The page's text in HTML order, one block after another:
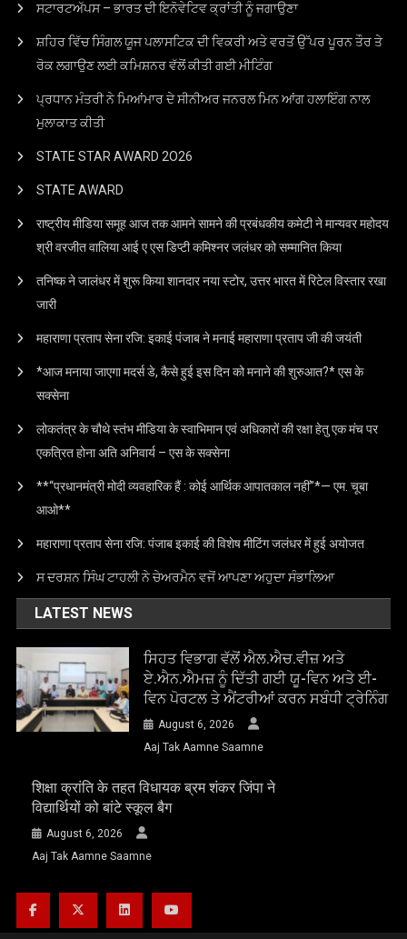
ਸਟਾਰਟਅੱਪਸ – ਭਾਰਤ ਦੀ ਇਨੋਵੇਟਿਵ ਕ੍ਰਾਂਤੀ ਨੂੰ ਜਗਾਉਣਾ
ਸ਼ਹਿਰ ਵਿੱਚ ਸਿੰਗਲ ਯੂਜ ਪਲਾਸਟਿਕ ਦੀ ਵਿਕਰੀ ਅਤੇ ਵਰਤੋਂ ਉੱਪਰ ਪੂਰਨ ਤੌਰ ਤੇ
ਰੋਕ ਲਗਾਉਣ ਲਈ ਕਮਿਸ਼ਨਰ ਵੱਲੋਂ ਕੀਤੀ ਗਈ ਮੀਟਿੰਗ
ਪ੍ਰਧਾਨ ਮੰਤਰੀ ਨੇ ਮਿਆਂਮਾਰ ਦੇ ਸੀਨੀਅਰ ਜਨਰਲ ਮਿਨ ਆਂਗ ਹਲਾਇੰਗ ਨਾਲ
ਮੁਲਾਕਾਤ ਕੀਤੀ
STATE STAR AWARD 2O26
STATE AWARD
राष्ट्रीय मीडिया समूह आज तक आमने सामने की प्रबंधकीय कमेटी ने मान्यवर महोदय
श्री वरजीत वालिया आई ए एस डिप्टी कमिश्नर जलंधर को सम्मानित किया
तनिष्क ने जालंधर में शुरू किया शानदार नया स्टोर, उत्तर भारत में रिटेल विस्तार रखा
जारी
महाराणा प्रताप सेना रजि: इकाई पंजाब ने मनाई महाराणा प्रताप जी की जयंती
*आज मनाया जाएगा मदर्स डे, कैसे हुई इस दिन को मनाने की शुरुआत?* एस के
सक्सेना
लोकतंत्र के चौथे स्तंभ मीडिया के स्वाभिमान एवं अधिकारों की रक्षा हेतु एक मंच पर
एकत्रित होना अति अनिवार्य – एस के सक्सेना
**“प्रधानमंत्री मोदी व्यवहारिक हैं : कोई आर्थिक आपातकाल नहीं”*— एम. चूबा
आओ**
महाराणा प्रताप सेना रजि: पंजाब इकाई की विशेष मीटिंग जलंधर में हुई अयोजत
ਸ ਦਰਸ਼ਨ ਸਿੰਘ ਟਾਹਲੀ ਨੇ ਚੇਅਰਮੈਨ ਵਜੋਂ ਆਪਣਾ ਅਹੁਦਾ ਸੰਭਾਲਿਆ
LATEST NEWS
ਸਿਹਤ ਵਿਭਾਗ ਵੱਲੋਂ ਐਲ.ਐਚ.ਵੀਜ਼ ਅਤੇ
ਏ.ਐਨ.ਐਮਜ਼ ਨੂੰ ਦਿੱਤੀ ਗਈ ਯੂ-ਵਿਨ ਅਤੇ ਈ-
ਵਿਨ ਪੋਰਟਲ ਤੇ ਐਂਟਰੀਆਂ ਕਰਨ ਸਬੰਧੀ ਟ੍ਰੇਨਿੰਗ
August 6, 2026
Aaj Tak Aamne Saamne
शिक्षा क्रांति के तहत विधायक ब्रम शंकर जिंपा ने
विद्यार्थियों को बांटे स्कूल बैग
August 6, 2026
Aaj Tak Aamne Saamne